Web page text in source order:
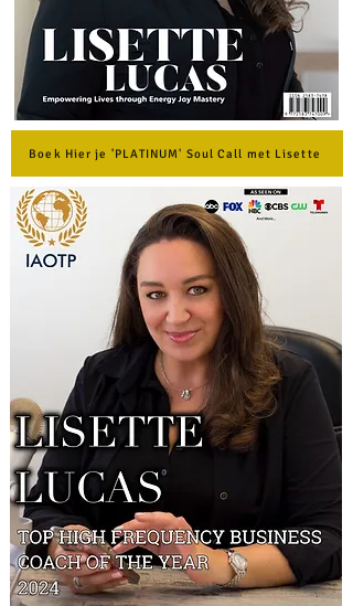
Boek Hier je 'PLATINUM' Soul Call met Lisette